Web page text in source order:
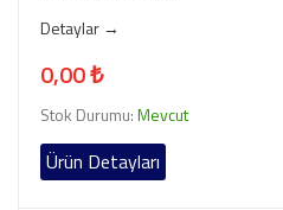
Detaylar →
0,00 ₺
Stok Durumu:Mevcut
Ürün Detayları